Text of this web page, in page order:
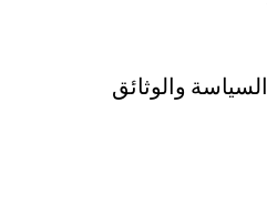
السياسة والوثائق